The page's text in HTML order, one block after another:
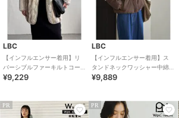
LBC
【インフルエンサー着用】リ
バーシブルファーキルトコー
ト
¥9,229
LBC
【インフルエンサー着用】ス
タンドネックワッシャー中綿
ブルゾン
¥9,889
PR PR